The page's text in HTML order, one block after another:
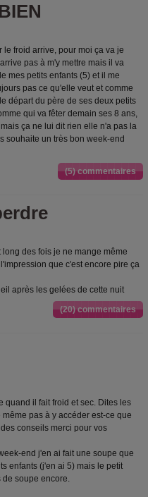
le froid arrive, pour moi ça va je
pas à m'y mettre mais il va
mes petits enfants (5) et il me
pas ce qu'elle veut et comme
départ du père de ses deux petits
qui va fêter demain ses 8 ans,
ça ne lui dit rien elle n'a pas la
souhaite un très bon week-end
(5) commentaires
des fois je ne mange même
que c'est encore pire ça
après les gelées de cette nuit
(20) commentaires
quand il fait froid et sec. Dites les
pas à y accéder est-ce que
conseils merci pour vos
end j'en ai fait une soupe que
enfants (j'en ai 5) mais le petit
de soupe encore.